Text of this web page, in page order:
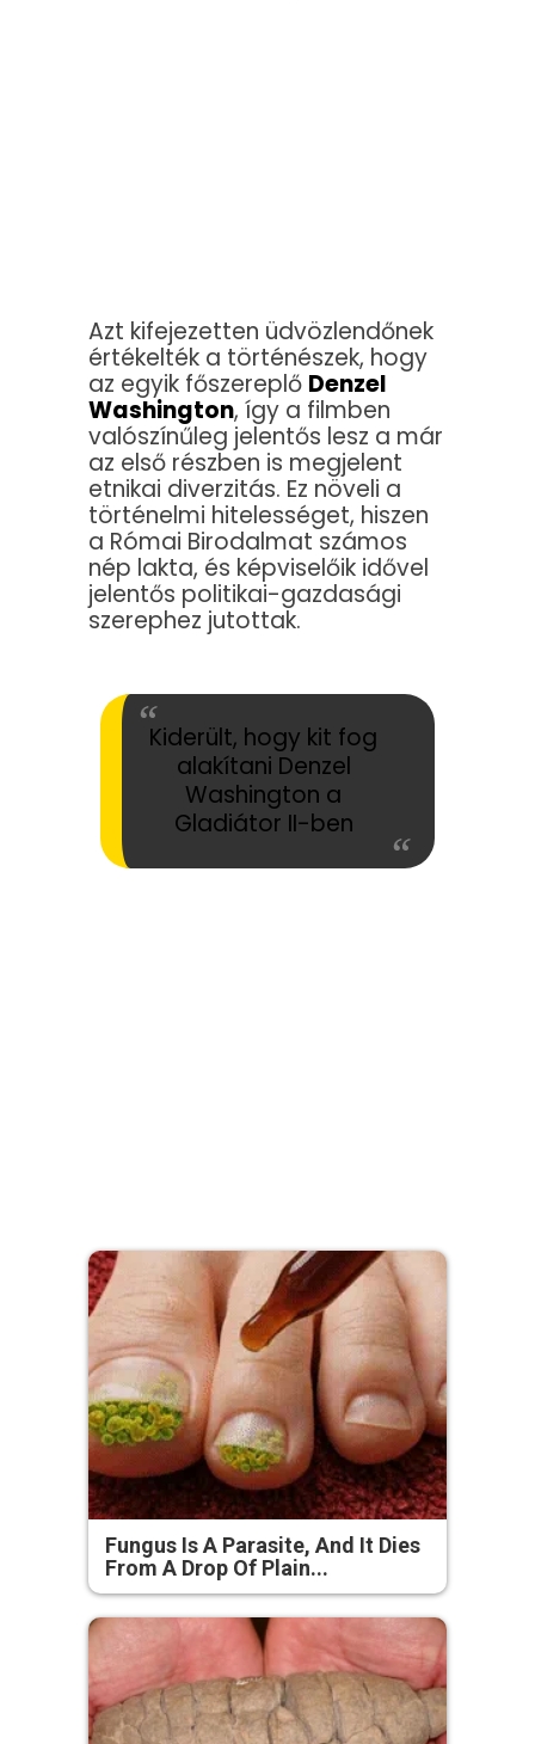
Azt kifejezetten üdvözlendőnek
értékelték a történészek, hogy
az egyik főszereplő Denzel
Washington, így a filmben
valószínűleg jelentős lesz a már
az első részben is megjelent
etnikai diverzitás. Ez növeli a
történelmi hitelességet, hiszen
a Római Birodalmat számos
nép lakta, és képviselőik idővel
jelentős politikai-gazdasági
szerephez jutottak.
Kiderült, hogy kit fog
alakítani Denzel
Washington a
Gladiátor II-ben
Fungus Is A Parasite, And It Dies
From A Drop Of Plain...